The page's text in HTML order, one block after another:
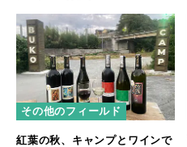
その他のフィールド
紅葉の秋、キャンプとワインで